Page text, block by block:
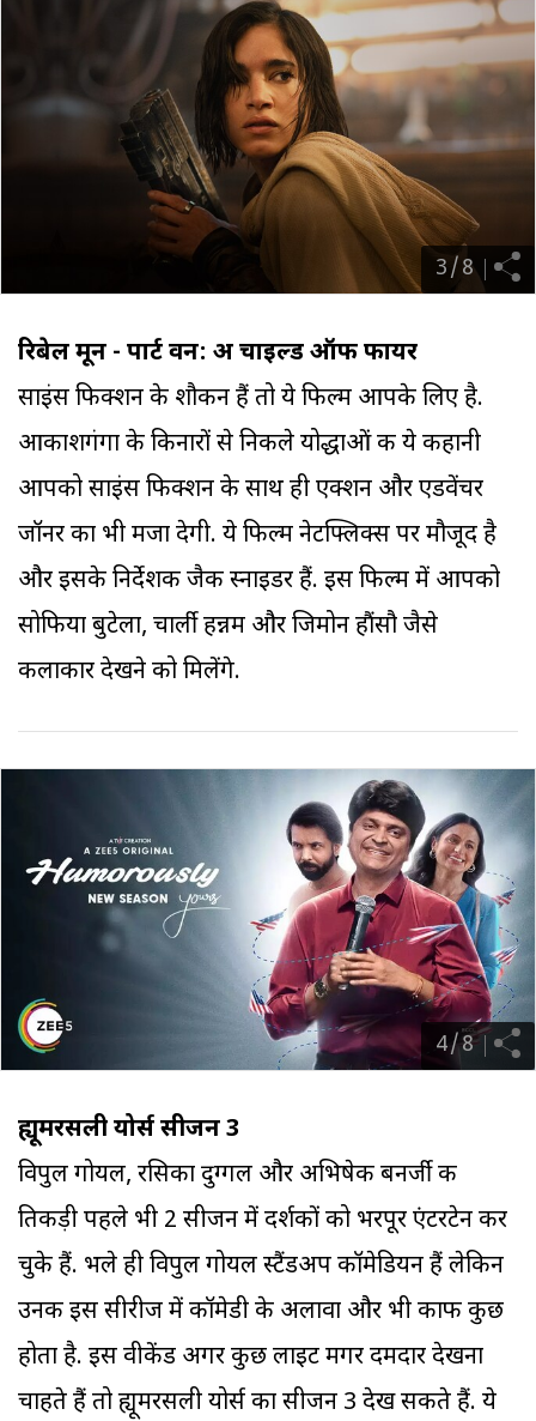
3/8
रिबेल मून - पार्ट वन: अ चाइल्ड ऑफ फायर
साइंस फिक्शन के शौकीन हैं तो ये फिल्म आपके लिए है.
आकाशगंगा के किनारों से निकले योद्धाओं की ये कहानी
आपको साइंस फिक्शन के साथ ही एक्शन और एडवेंचर
जॉनर का भी मजा देगी. ये फिल्म नेटफ्लिक्स पर मौजूद है
और इसके निर्देशक जैक स्नाइडर हैं. इस फिल्म में आपको
सोफिया बुटेला, चार्ली हन्नम और जिमोन हौंसौ जैसे
कलाकार देखने को मिलेंगे.
4/8
ह्यूमरसली योर्स सीजन 3
विपुल गोयल, रसिका दुग्गल और अभिषेक बनर्जी की
तिकड़ी पहले भी 2 सीजन में दर्शकों को भरपूर एंटरटेन कर
चुके हैं. भले ही विपुल गोयल स्टैंडअप कॉमेडियन हैं लेकिन
उनकी इस सीरीज में कॉमेडी के अलावा और भी काफी कुछ
होता है. इस वीकेंड अगर कुछ लाइट मगर दमदार देखना
चाहते हैं तो ह्यूमरसली योर्स का सीजन 3 देख सकते हैं. ये